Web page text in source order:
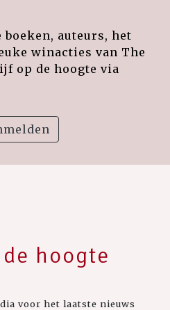
boeken, auteurs, het
winacties van The
op de hoogte via
hoogte
voor het laatste nieuws